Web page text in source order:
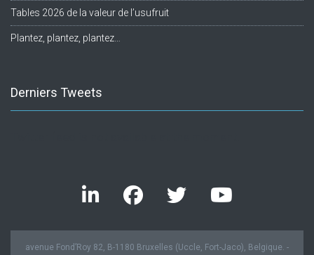
Tables 2026 de la valeur de l’usufruit
Plantez, plantez, plantez…
Derniers Tweets
avenue Fond’Roy 82, B-1180 Bruxelles (Uccle, Fort-Jaco), Belgique. -